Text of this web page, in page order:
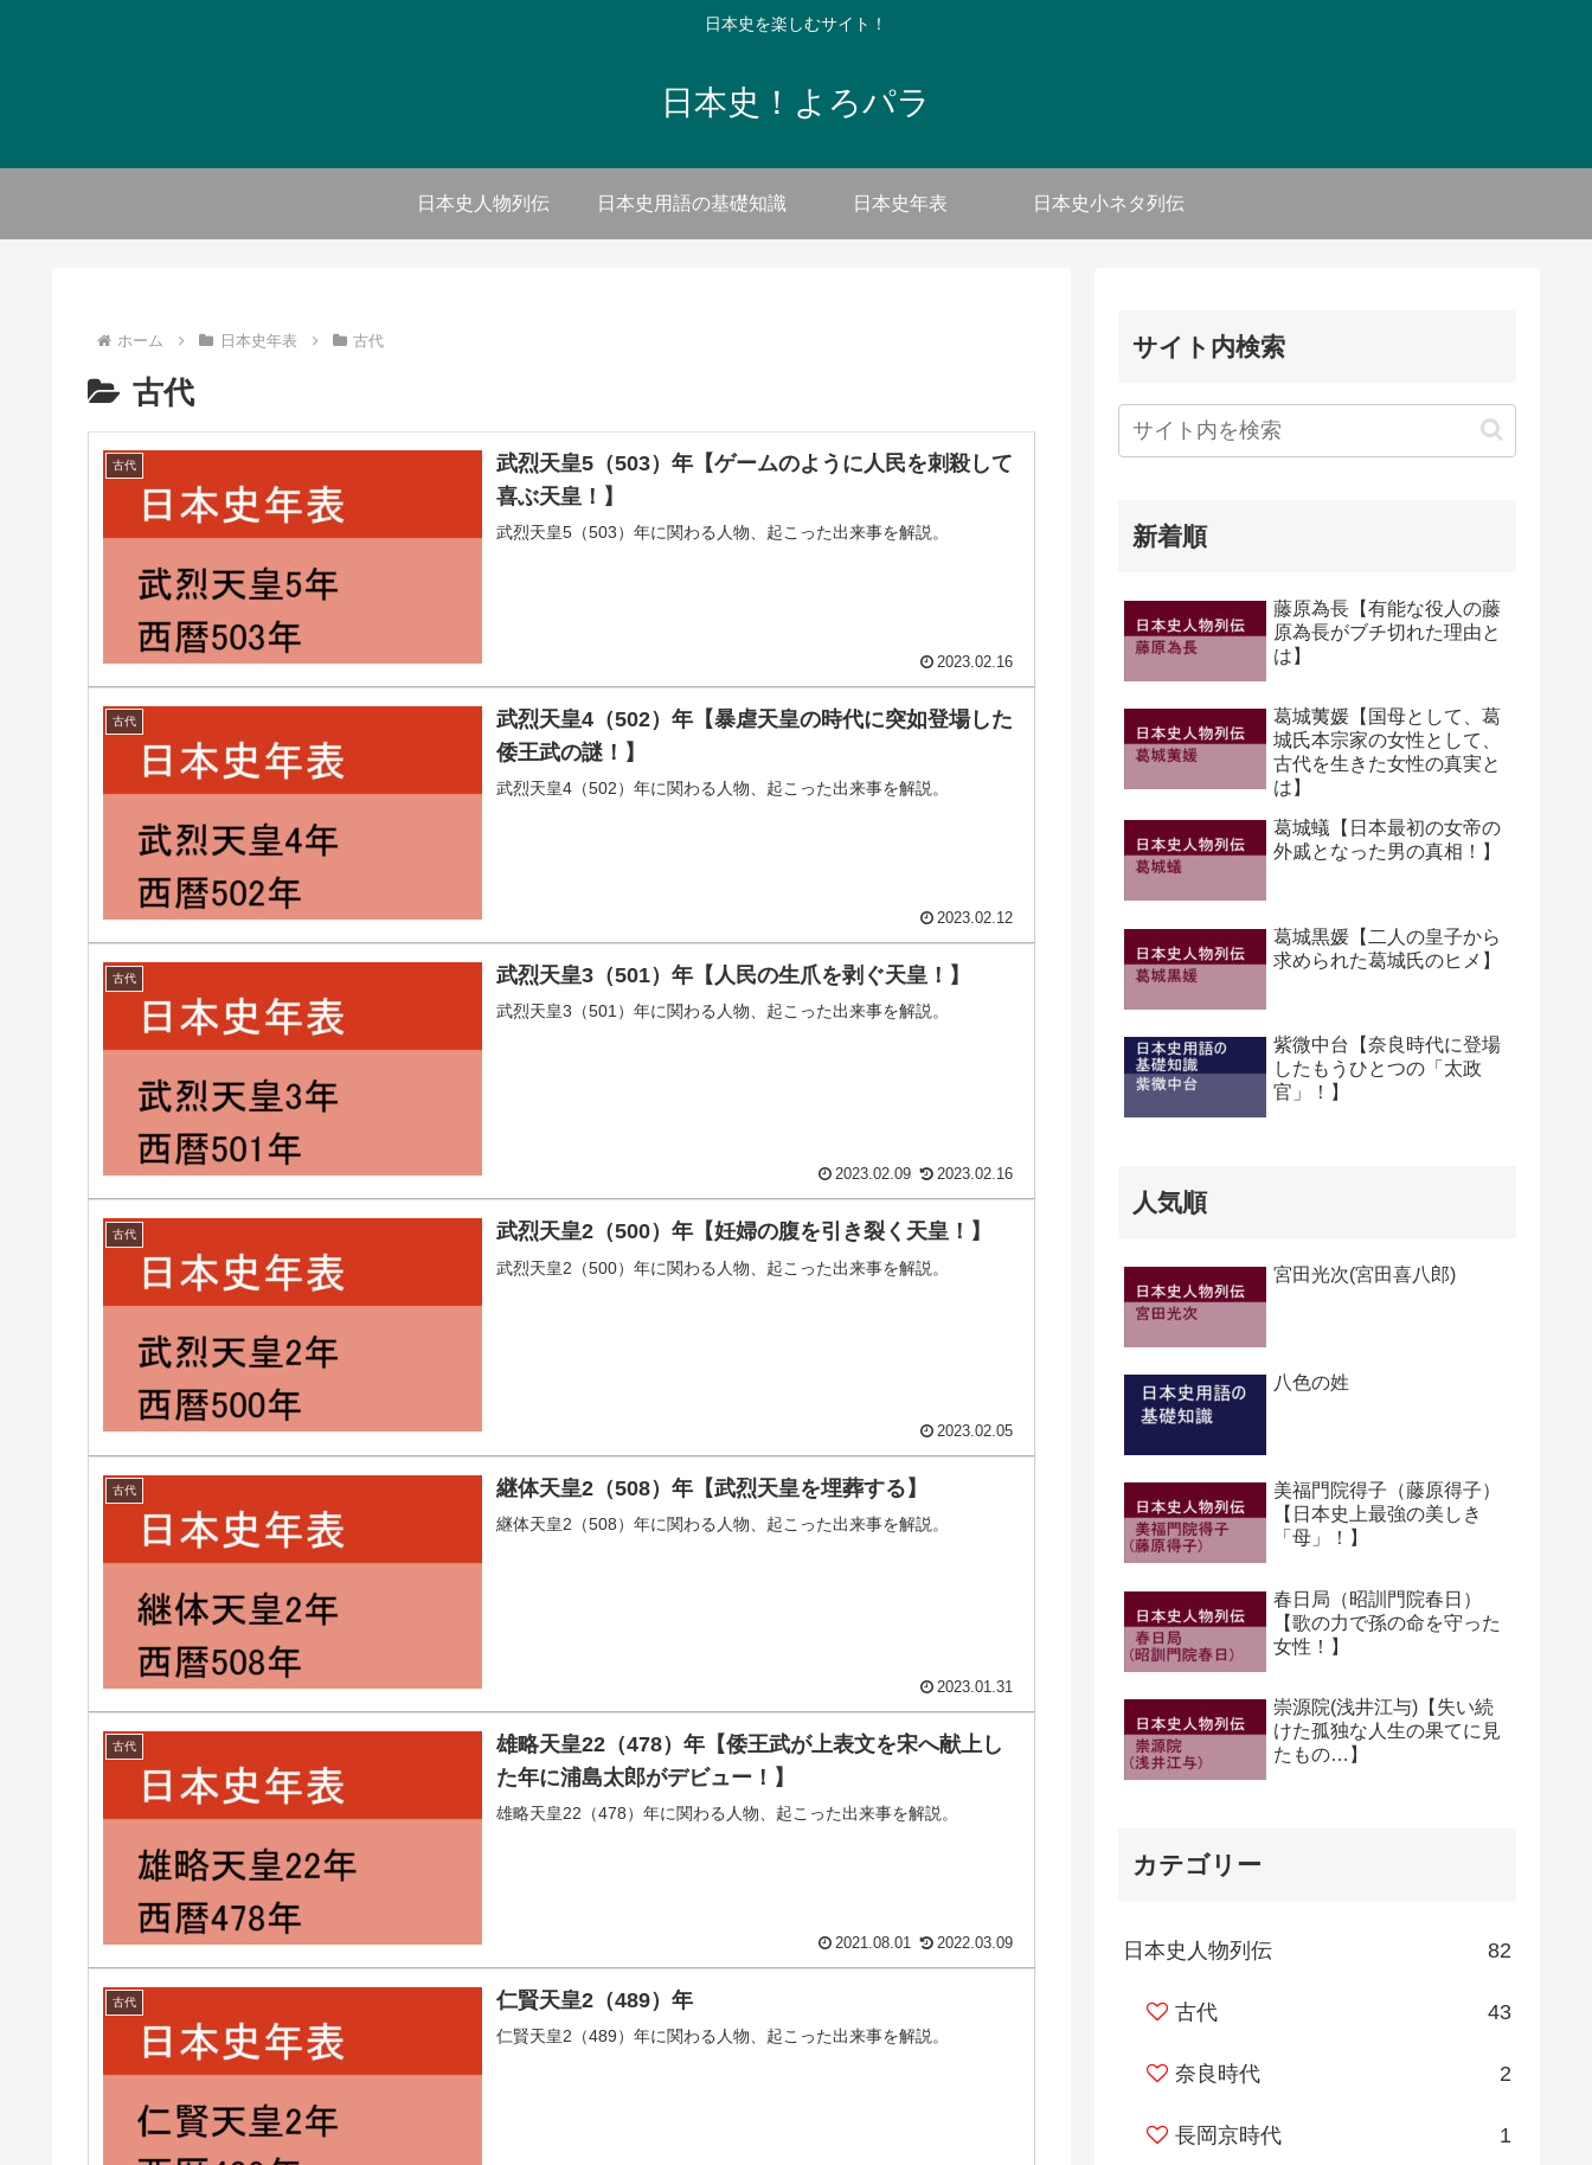
日本史を楽しむサイト！
日本史！よろパラ
日本史人物列伝 日本史用語の基礎知識 日本史年表 日本史小ネタ列伝
ホーム 日本史年表 古代
古代
古代
武烈天皇5（503）年【ゲームのように人民を刺殺して
喜ぶ天皇！】
武烈天皇5（503）年に関わる人物、起こった出来事を解説。
2023.02.16
古代
武烈天皇4（502）年【暴虐天皇の時代に突如登場した
倭王武の謎！】
武烈天皇4（502）年に関わる人物、起こった出来事を解説。
2023.02.12
古代 武烈天皇3（501）年【人民の生爪を剥ぐ天皇！】
武烈天皇3（501）年に関わる人物、起こった出来事を解説。
2023.02.09 2023.02.16
古代 武烈天皇2（500）年【妊婦の腹を引き裂く天皇！】
武烈天皇2（500）年に関わる人物、起こった出来事を解説。
2023.02.05
古代 継体天皇2（508）年【武烈天皇を埋葬する】
継体天皇2（508）年に関わる人物、起こった出来事を解説。
2023.01.31
古代
雄略天皇22（478）年【倭王武が上表文を宋へ献上し
た年に浦島太郎がデビュー！】
雄略天皇22（478）年に関わる人物、起こった出来事を解説。
2021.08.01 2022.03.09
古代 仁賢天皇2（489）年
仁賢天皇2（489）年に関わる人物、起こった出来事を解説。
サイト内検索
新着順
藤原為長【有能な役人の藤
原為長がブチ切れた理由と
は】
葛城荑媛【国母として、葛
城氏本宗家の女性として、
古代を生きた女性の真実と
は】
葛城蟻【日本最初の女帝の
外戚となった男の真相！】
葛城黒媛【二人の皇子から
求められた葛城氏のヒメ】
紫微中台【奈良時代に登場
したもうひとつの「太政
官」！】
人気順
宮田光次(宮田喜八郎)
八色の姓
美福門院得子（藤原得子）
【日本史上最強の美しき
「母」！】
春日局（昭訓門院春日）
【歌の力で孫の命を守った
女性！】
崇源院(浅井江与)【失い続
けた孤独な人生の果てに見
たもの…】
カテゴリー
日本史人物列伝 82
古代 43
奈良時代 2
長岡京時代 1